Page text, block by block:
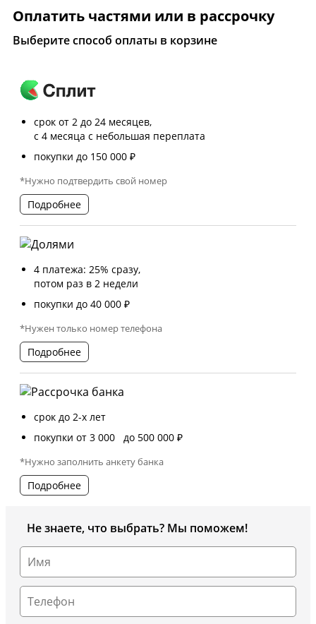
Оплатить частями или в рассрочку
Выберите способ оплаты в корзине
срок от 2 до 24 месяцев,
с 4 месяца с небольшая переплата
покупки до 150 000 ₽
*Нужно подтвердить свой номер
Подробнее
4 платежа: 25% сразу,
потом раз в 2 недели
покупки до 40 000 ₽
*Нужен только номер телефона
Подробнее
срок до 2-х лет
покупки от 3 000 до 500 000 ₽
*Нужно заполнить анкету банка
Подробнее
Не знаете, что выбрать? Мы поможем!